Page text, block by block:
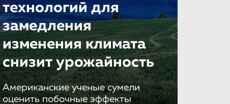
технологий для
замедления
изменения климата
снизит урожайность
Американские ученые сумели
оценить побочные эффекты